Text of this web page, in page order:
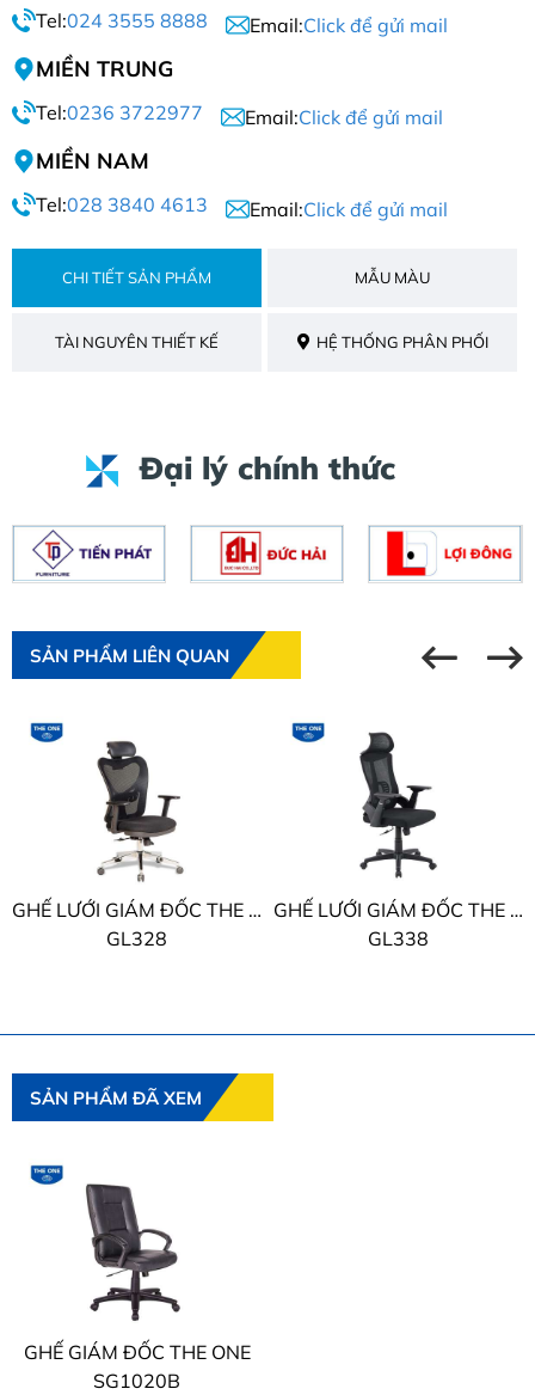
Tel:024 3555 8888 Email:Click để gửi mail
MIỀN TRUNG
Tel:0236 3722977 Email:Click để gửi mail
MIỀN NAM
Tel:028 3840 4613 Email:Click để gửi mail
CHI TIẾT SẢN PHẨM MẪU MÀU
TÀI NGUYÊN THIẾT KẾ HỆ THỐNG PHÂN PHỐI
Đại lý chính thức
SẢN PHẨM LIÊN QUAN
GHẾ LƯỚI GIÁM ĐỐC THE ONE
GL328
GHẾ LƯỚI GIÁM ĐỐC THE ONE
GL338
SẢN PHẨM ĐÃ XEM
GHẾ GIÁM ĐỐC THE ONE
SG1020B